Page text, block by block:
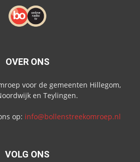
OVER ONS
voor de gemeenten Hillegom,
en Teylingen.
op: info@bollenstreekomroep.nl
VOLG ONS